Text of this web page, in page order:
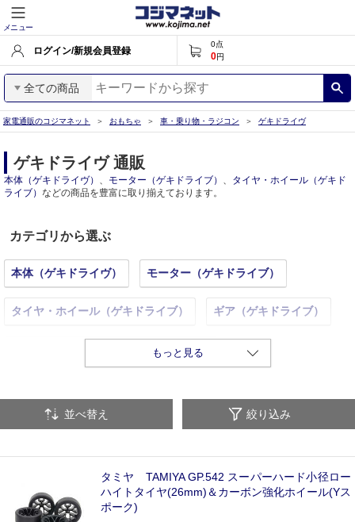
メニュー
ログイン/新規会員登録
0点
0円
全ての商品
家電通販のコジマネット おもちゃ 車・乗り物・ラジコン ゲキドライヴ
ゲキドライヴ 通販
本体（ゲキドライヴ） 、 モーター（ゲキドライブ） 、 タイヤ・ホイール（ゲキド
ライブ） などの商品を豊富に取り揃えております。
カテゴリから選ぶ
本体（ゲキドライヴ） モーター（ゲキドライブ）
タイヤ・ホイール（ゲキドライブ） ギア（ゲキドライブ）
グレードアップパーツ（ゲキドライブ）
もっと見る
並べ替え 絞り込み
タミヤ TAMIYA GP.542 スーパーハード小径ロー
ハイトタイヤ(26mm)＆カーボン強化ホイール(Yス
ポーク)